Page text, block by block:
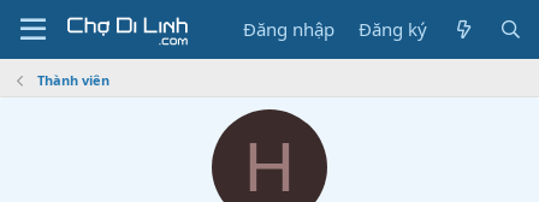
Đăng nhập Đăng ký
Thành viên
H